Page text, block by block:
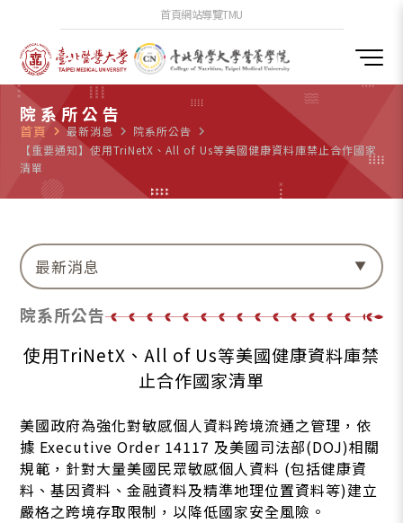
首頁網站導覽TMU
院系所公告
首頁 navigate_next最新消息 navigate_next 院系所公告 navigate_next
【重要通知】使用TriNetX、All of Us等美國健康資料庫禁止合作國家
清單
最新消息
院系所公告
使用TriNetX、All of Us等美國健康資料庫禁
止合作國家清單
美國政府為強化對敏感個人資料跨境流通之管理，依
據 Executive Order 14117 及美國司法部(DOJ)相關
規範，針對大量美國民眾敏感個人資料 (包括健康資
料、基因資料、金融資料及精準地理位置資料等)建立
嚴格之跨境存取限制，以降低國家安全風險。